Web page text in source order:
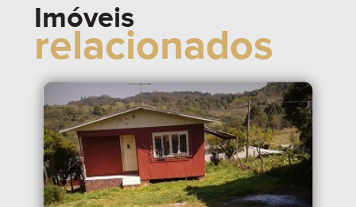
Imóveis
relacionados